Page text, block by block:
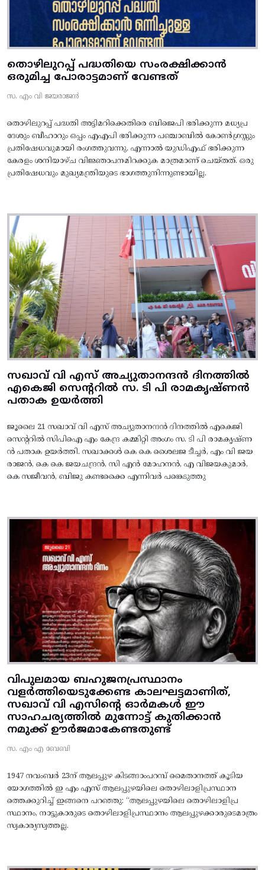
തൊഴിലുറപ്പ് പദ്ധതിയെ സംരക്ഷിക്കാൻ
ഒരുമിച്ച പോരാട്ടമാണ് വേണ്ടത്
സ. എം വി ജയരാജൻ
തൊഴിലുറപ്പ് പദ്ധതി അട്ടിമറിക്കെതിരെ ബിജെപി ഭരിക്കുന്ന മധ്യപ്ര
ദേശും ബീഹാറും ഒപ്പം എഎപി ഭരിക്കുന്ന പഞ്ചാബിൽ കോൺഗ്രസ്സും
പ്രതിഷേധവുമായി രംഗത്തുവന്നു. എന്നാൽ യുഡിഎഫ് ഭരിക്കുന്ന
കേരളം ശനിയാഴ്ച വിജ്ഞാപനമിറക്കുക മാത്രമാണ് ചെയ്തത്. ഒരു
പ്രതിഷേധവും മുഖ്യമന്ത്രിയുടെ ഭാഗത്തുനിന്നുണ്ടായില്ല.
സഖാവ് വി എസ് അച്യുതാനന്ദൻ ദിനത്തിൽ
എകെജി സെന്ററിൽ സ. ടി പി രാമകൃഷ്‌ണൻ
പതാക ഉയർത്തി
ജൂലൈ 21 സഖാവ് വി എസ് അച്യുതാനന്ദൻ ദിനത്തിൽ എകെജി
സെന്ററിൽ സിപിഐ എം കേന്ദ്ര കമ്മിറ്റി അംഗം സ. ടി പി രാമകൃഷ്‌ണ
ൻ പതാക ഉയർത്തി. സഖാക്കൾ കെ കെ ശൈലജ ടീച്ചർ, എം വി ജയ
രാജൻ, കെ കെ ജയചന്ദ്രൻ, സി എൻ മോഹനൻ, എ വിജയകുമാർ,
കെ സജീവൻ, ബിജു കണ്ടക്കൈ എന്നിവർ പങ്കെടുത്തു
വിപുലമായ ബഹുജനപ്രസ്ഥാനം
വളർത്തിയെടുക്കേണ്ട കാലഘട്ടമാണിത്,
സഖാവ് വി എസിന്റെ ഓർമകൾ ഈ
സാഹചര്യത്തിൽ മുന്നോട്ട്‌ കുതിക്കാൻ
നമുക്ക് ഊർജമാകേണ്ടതുണ്ട്
സ. എം എ ബേബി
1947 നവംബർ 23ന് ആലപ്പുഴ കിടങ്ങാംപറമ്പ്‌ മൈതാനത്ത്‌ കൂടിയ
യോഗത്തിൽ ഇ എം എസ് ആലപ്പുഴയിലെ തൊഴിലാളിപ്രസ്ഥാന
ത്തെക്കുറിച്ച് ഇങ്ങനെ പറഞ്ഞു: “ആലപ്പുഴയിലെ തൊഴിലാളിപ്ര
സ്ഥാനം, നാട്ടുകാരുടെ തൊഴിലാളിപ്രസ്ഥാനം ആലപ്പുഴക്കാരുടെമാത്രം
സ്വകാര്യസ്വത്തല്ല.